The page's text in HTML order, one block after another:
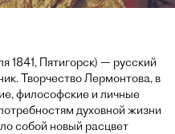
1841, Пятигорск) — русский
Творчество Лермонтова, в
философские и личные
духовной жизни
собой новый расцвет